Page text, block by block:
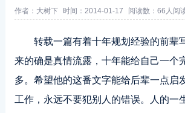
作者： 大树下 时间：2014-01-17 阅读数： 66人阅
转载一篇有着十年规划经验的前辈
来的确是真情流露，十年能给自己一个
多。希望他的这番文字能给后辈一点启
工作，永远不要犯别人的错误。人的一